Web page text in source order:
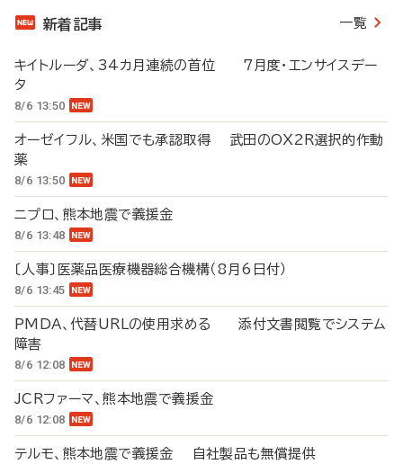
新着記事 一覧
キイトルーダ、34カ月連続の首位 7月度・エンサイスデー
タ
8/6 13:50
オーゼイフル、米国でも承認取得 武田のOX2R選択的作動
薬
8/6 13:50
ニプロ、熊本地震で義援金
8/6 13:48
〔人事〕医薬品医療機器総合機構（8月6日付）
8/6 13:45
PMDA、代替URLの使用求める 添付文書閲覧でシステム
障害
8/6 12:08
JCRファーマ、熊本地震で義援金
8/6 12:08
テルモ、熊本地震で義援金 自社製品も無償提供